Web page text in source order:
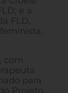
e a
FLD,
com
para
Projeto